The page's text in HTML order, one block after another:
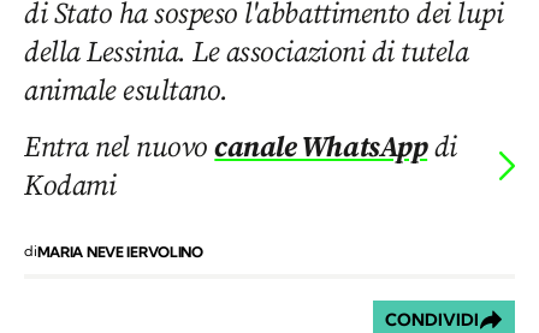
di Stato ha sospeso l'abbattimento dei lupi
della Lessinia. Le associazioni di tutela
animale esultano.
Entra nel nuovocanale WhatsAppdi
Kodami
diMARIA NEVE IERVOLINO
CONDIVIDI